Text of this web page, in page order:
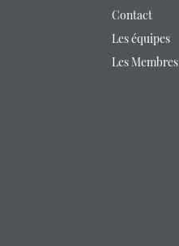
Contact
Les équipes
Les Membres